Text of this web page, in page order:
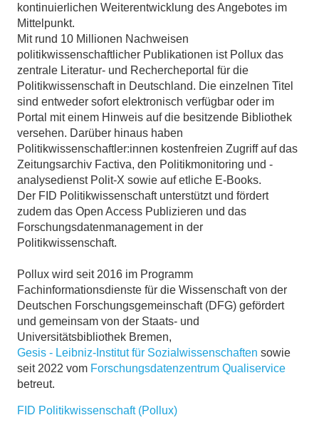
kontinuierlichen Weiterentwicklung des Angebotes im
Mittelpunkt.
Mit rund 10 Millionen Nachweisen
politikwissenschaftlicher Publikationen ist Pollux das
zentrale Literatur- und Rechercheportal für die
Politikwissenschaft in Deutschland. Die einzelnen Titel
sind entweder sofort elektronisch verfügbar oder im
Portal mit einem Hinweis auf die besitzende Bibliothek
versehen. Darüber hinaus haben
Politikwissenschaftler:innen kostenfreien Zugriff auf das
Zeitungsarchiv Factiva, den Politikmonitoring und -
analysedienst Polit-X sowie auf etliche E-Books.
Der FID Politikwissenschaft unterstützt und fördert
zudem das Open Access Publizieren und das
Forschungsdatenmanagement in der
Politikwissenschaft.
Pollux wird seit 2016 im Programm
Fachinformationsdienste für die Wissenschaft von der
Deutschen Forschungsgemeinschaft (DFG) gefördert
und gemeinsam von der Staats- und
Universitätsbibliothek Bremen,
Gesis - Leibniz-Institut für Sozialwissenschaften sowie
seit 2022 vom Forschungsdatenzentrum Qualiservice
betreut.
FID Politikwissenschaft (Pollux)